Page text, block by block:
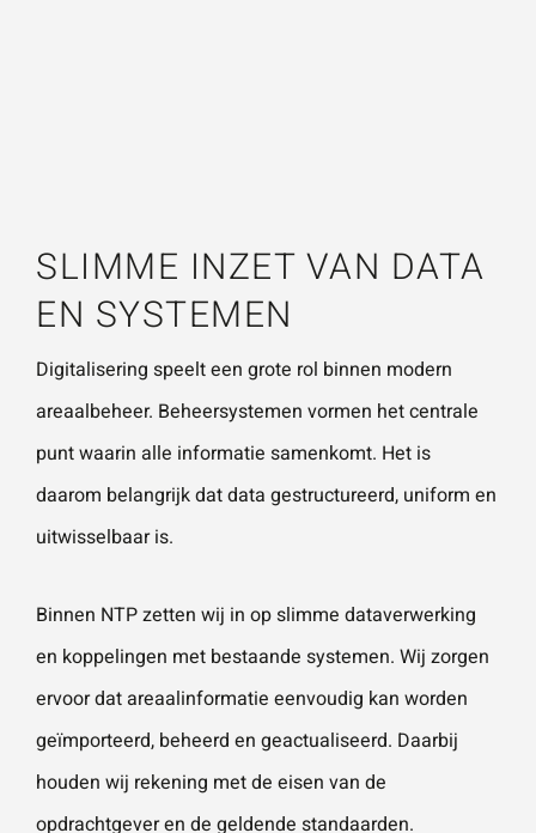
SLIMME INZET VAN DATA
EN SYSTEMEN
Digitalisering speelt een grote rol binnen modern
areaalbeheer. Beheersystemen vormen het centrale
punt waarin alle informatie samenkomt. Het is
daarom belangrijk dat data gestructureerd, uniform en
uitwisselbaar is.
Binnen NTP zetten wij in op slimme dataverwerking
en koppelingen met bestaande systemen. Wij zorgen
ervoor dat areaalinformatie eenvoudig kan worden
geïmporteerd, beheerd en geactualiseerd. Daarbij
houden wij rekening met de eisen van de
opdrachtgever en de geldende standaarden.